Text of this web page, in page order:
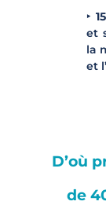
‣
et
la
et
D’où
de